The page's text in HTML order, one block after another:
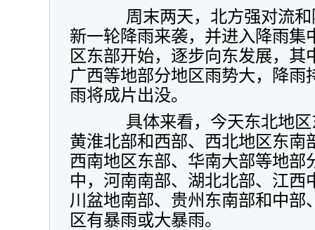
周末两天，北方强对流和
新一轮降雨来袭，并进入降雨集
区东部开始，逐步向东发展，其
广西等地部分地区雨势大，降雨
雨将成片出没。
具体来看，今天东北地区
黄淮北部和西部、西北地区东南
西南地区东部、华南大部等地部
中，河南南部、湖北北部、江西
川盆地南部、贵州东南部和中部
区有暴雨或大暴雨。